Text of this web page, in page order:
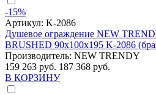
-15%
Артикул: K-2086
Душевое ограждение NEW
BRUSHED 90x100x195 K-2086
Производитель: NEW TRENDY
159 263 руб. 187 368 руб.
В КОРЗИНУ